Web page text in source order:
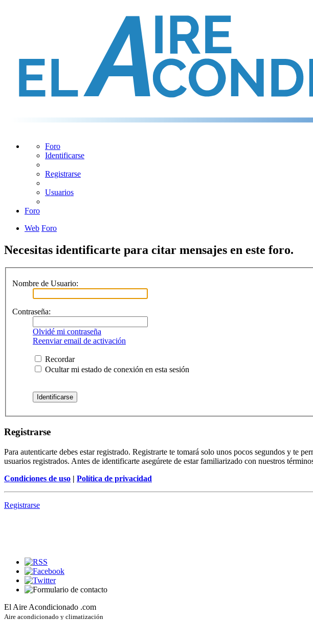
Foro
Identificarse
Registrarse
Usuarios
Foro
Web Foro
Necesitas identificarte para citar mensajes en este foro.
Nombre de Usuario:
Contraseña:
Olvidé mi contraseña
Reenviar email de activación
Recordar
Ocultar mi estado de conexión en esta sesión
Registrarse
Para autenticarte debes estar registrado. Registrarte te tomará solo unos pocos segundos y te
usuarios registrados. Antes de identificarte asegúrete de estar familiarizado con nuestros
Condiciones de uso | Política de privacidad
Registrarse
El Aire Acondicionado .com
Aire acondicionado y climatización